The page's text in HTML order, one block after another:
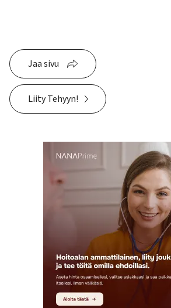
Jaa sivu
Liity Tehyyn!